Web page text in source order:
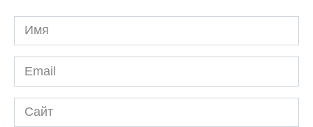
Имя
*
Email
*
Сайт